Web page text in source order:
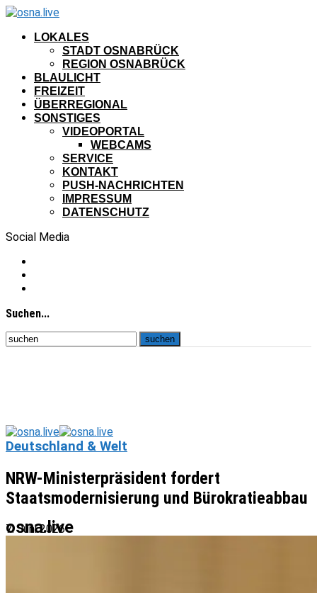
LOKALES
STADT OSNABRÜCK
REGION OSNABRÜCK
BLAULICHT
FREIZEIT
ÜBERREGIONAL
SONSTIGES
VIDEOPORTAL
WEBCAMS
SERVICE
KONTAKT
PUSH-NACHRICHTEN
IMPRESSUM
DATENSCHUTZ
Social Media
Suchen...
osna.live
Deutschland & Welt
NRW-Ministerpräsident fordert
Staatsmodernisierung und Bürokratieabbau
7. Juni 2026